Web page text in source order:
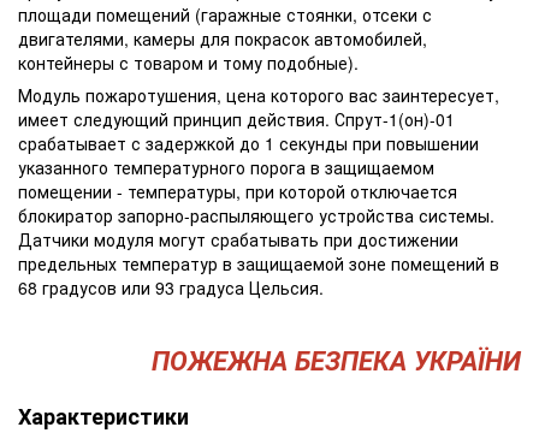
площади помещений (гаражные стоянки, отсеки с
двигателями, камеры для покрасок автомобилей,
контейнеры с товаром и тому подобные).
Модуль пожаротушения, цена которого вас заинтересует,
имеет следующий принцип действия. Спрут-1(он)-01
срабатывает с задержкой до 1 секунды при повышении
указанного температурного порога в защищаемом
помещении - температуры, при которой отключается
блокиратор запорно-распыляющего устройства системы.
Датчики модуля могут срабатывать при достижении
предельных температур в защищаемой зоне помещений в
68 градусов или 93 градуса Цельсия.
ПОЖЕЖНА БЕЗПЕКА УКРАЇНИ
Характеристики